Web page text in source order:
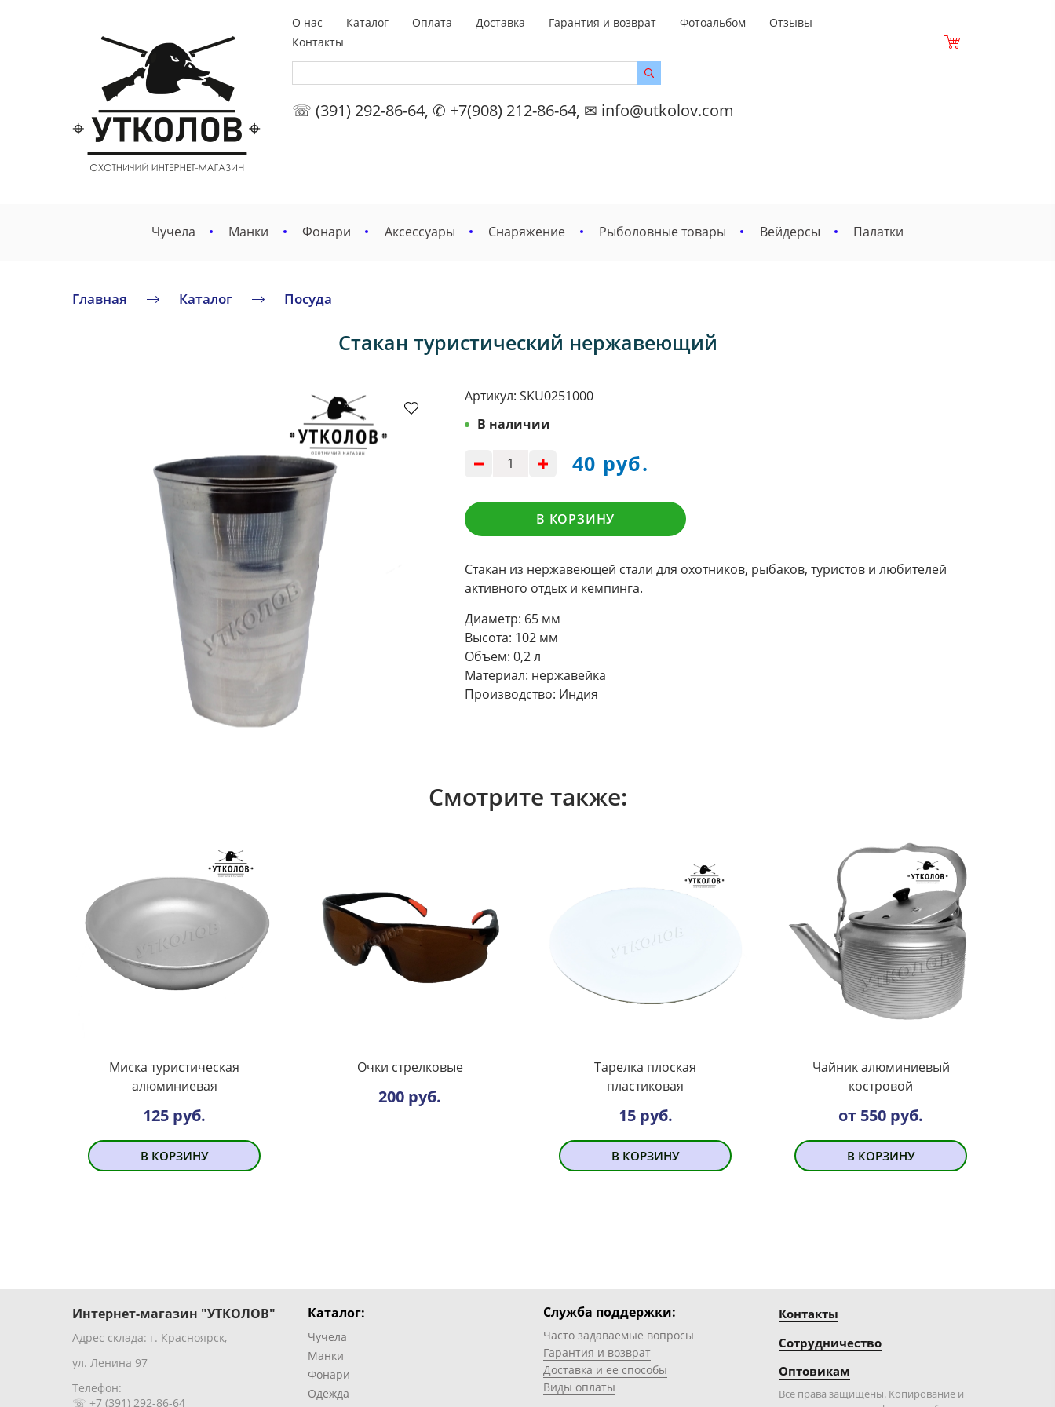
О нас Каталог Оплата Доставка Гарантия и возврат Фотоальбом
Отзывы
Контакты
☏ (391) 292-86-64, ✆ +7(908) 212-86-64, ✉ info@utkolov.com
Чучела Манки Фонари Аксессуары Снаряжение Рыболовные товары Вейдерсы Палатки
Главная Каталог Посуда
Стакан туристический нержавеющий
Артикул: SKU0251000
В наличии
40 руб.
В КОРЗИНУ
Стакан из нержавеющей стали для охотников, рыбаков, туристов и любителей
активного отдых и кемпинга.
Диаметр: 65 мм
Высота: 102 мм
Объем: 0,2 л
Материал: нержавейка
Производство: Индия
Смотрите также:
Миска туристическая
алюминиевая
125 руб.
В КОРЗИНУ
Очки стрелковые
200 руб.
Тарелка плоская
пластиковая
15 руб.
В КОРЗИНУ
Чайник алюминиевый
костровой
от 550 руб.
В КОРЗИНУ
Интернет-магазин "УТКОЛОВ"
Адрес склада: г. Красноярск,
ул. Ленина 97
Телефон:
☏ +7 (391) 292-86-64
Каталог:
Чучела
Манки
Фонари
Одежда
Служба поддержки:
Часто задаваемые вопросы
Гарантия и возврат
Доставка и ее способы
Виды оплаты
Контакты
Сотрудничество
Оптовикам
Все права защищены. Копирование и